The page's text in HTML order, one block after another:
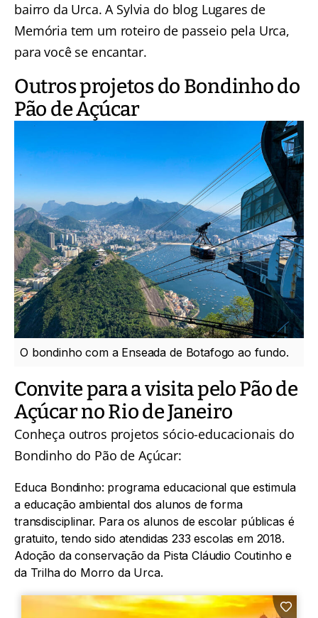
bairro da Urca. A Sylvia do blog Lugares de
Memória tem um roteiro de passeio pela Urca,
para você se encantar.
Outros projetos do Bondinho do
Pão de Açúcar
O bondinho com a Enseada de Botafogo ao fundo.
Convite para a visita pelo Pão de
Açúcar no Rio de Janeiro
Conheça outros projetos sócio-educacionais do
Bondinho do Pão de Açúcar:
Educa Bondinho: programa educacional que estimula
a educação ambiental dos alunos de forma
transdisciplinar. Para os alunos de escolar públicas é
gratuito, tendo sido atendidas 233 escolas em 2018.
Adoção da conservação da Pista Cláudio Coutinho e
da Trilha do Morro da Urca.